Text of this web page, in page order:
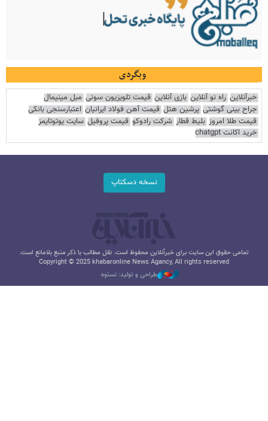
وبگردی
خبرآنلاین راه نو آنلاین بازی آنلاین قیمت تلویزیون سونی مبل مینیمال
جراح بینی گوشتی پرشین هتل قیمت آهن فولاد ایرانیان اعتبارسنجی بانکی
قیمت طلا امروز بلیط قطار شرکت رادوکو قیمت پروفیل سایت یوتوتایمز
خرید اکانت chatgpt
نسخه دسکتاپ
تمامی حقوق این سایت برای خبرآنلاین محفوظ است. نقل مطالب با ذکر منبع بلامانع است.
Copyright © 2025 khabaronline News Agancy, All rights reserved
طراحی و تولید: نستوه